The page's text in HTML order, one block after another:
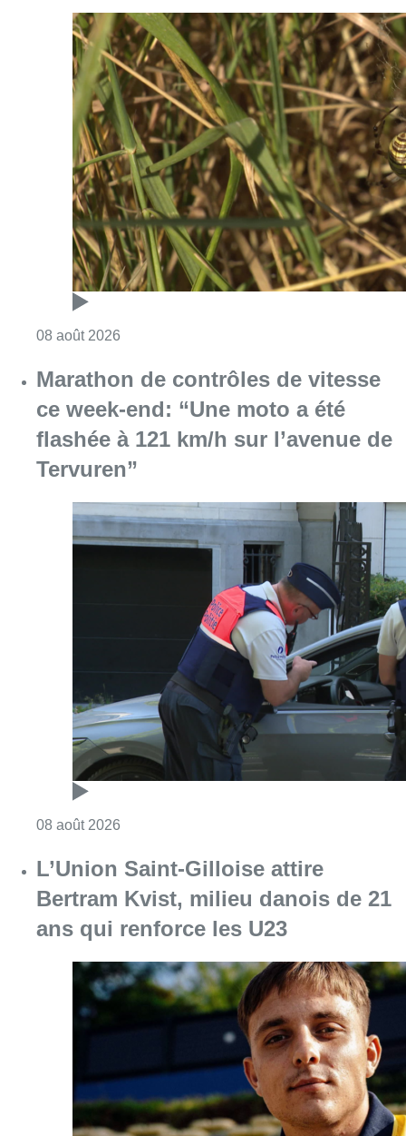
08 août 2026
Marathon de contrôles de vitesse
ce week-end: “Une moto a été
flashée à 121 km/h sur l’avenue de
Tervuren”
08 août 2026
L’Union Saint-Gilloise attire
Bertram Kvist, milieu danois de 21
ans qui renforce les U23